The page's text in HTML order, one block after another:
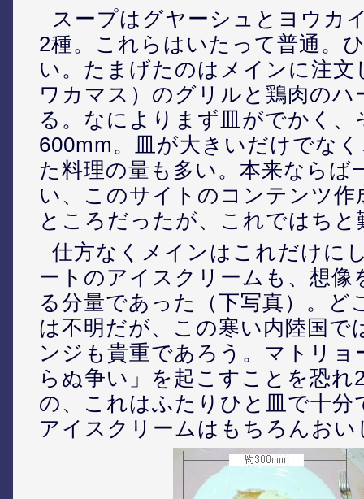
スープはグヤーシュとヨウカ
2種。これらはいたって普通。
い。たまげたのはメインに注
ワカマス）のグリルと鶏肉のハ
る。なによりまず皿がでかく、
600mm。皿が大きいだけでな
た料理の量も多い。本来ならば
い、このサイトのコンテンツ作
ところだったが、これではちと
仕方なくメインはこれだけに
ートのアイスクリームも、想像
る分量であった（下写真）。ど
は不明だが、この寒い内陸国で
ンジも貴重であろう。マトリョ
らぬ争い」を起こすことを恐れ
の、これはふたりひと皿で十分
アイスクリームはもちろんおい